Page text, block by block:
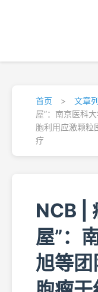
首页 > 文章
屋”：南京医科
胞利用应激颗粒
疗
NCB |
屋”：
旭等团